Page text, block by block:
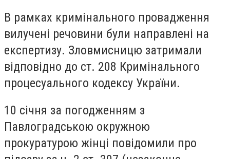
В рамках кримінального провадження
вилучені речовини були направлені на
експертизу. Зловмисницю затримали
відповідно до ст. 208 Кримінального
процесуального кодексу України.
10 січня за погодженням з
Павлоградською окружною
прокуратурою жінці повідомили про